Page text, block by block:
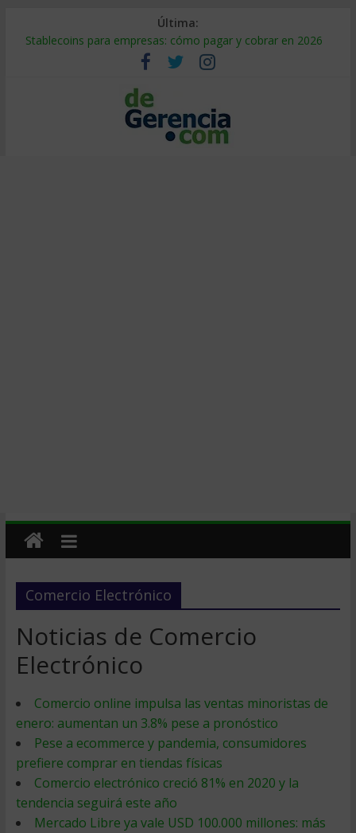
Última:
Stablecoins para empresas: cómo pagar y cobrar en 2026
Despido silencioso: qué es y por qué sale tan caro
IA en selección de personal: cómo auditarla a tiempo
Trabajo forzoso en la cadena de suministro: qué hacer
Mercado hispano de EE. UU.: cómo segmentarlo y venderle
Comercio Electrónico
Noticias de Comercio
Electrónico
Comercio online impulsa las ventas minoristas de
enero: aumentan un 3.8% pese a pronóstico
Pese a ecommerce y pandemia, consumidores
prefiere comprar en tiendas físicas
Comercio electrónico creció 81% en 2020 y la
tendencia seguirá este año
Mercado Libre ya vale USD 100.000 millones: más